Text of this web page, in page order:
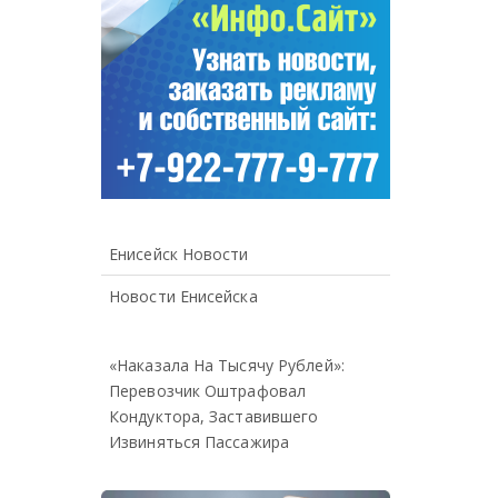
Енисейск Новости
Новости Енисейска
«Наказала На Тысячу Рублей»:
Перевозчик Оштрафовал
Кондуктора, Заставившего
Извиняться Пассажира